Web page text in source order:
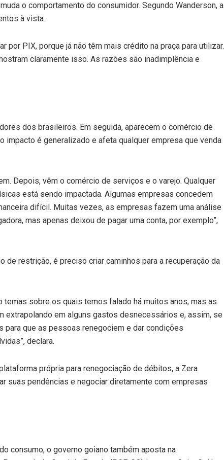
o comportamento do consumidor. Segundo Wanderson, a
à vista.
por PIX, porque já não têm mais crédito na praça para utilizar.
claramente isso. As razões são inadimplência e
dos brasileiros. Em seguida, aparecem o comércio de
impacto é generalizado e afeta qualquer empresa que venda
Depois, vêm o comércio de serviços e o varejo. Qualquer
está sendo impactada. Algumas empresas concedem
difícil. Muitas vezes, as empresas fazem uma análise
mas apenas deixou de pagar uma conta, por exemplo”,
de restrição, é preciso criar caminhos para a recuperação da
temas sobre os quais temos falado há muitos anos, mas as
extrapolando em alguns gastos desnecessários e, assim, se
que as pessoas renegociem e dar condições
declara.
própria para renegociação de débitos, a Zera
suas pendências e negociar diretamente com empresas
consumo, o governo goiano também aposta na